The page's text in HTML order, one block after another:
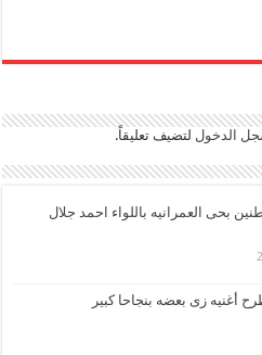
الدخول لتضيف تعليقاً.
بحى العمرانيه باللواء احمد جلال
أغنيه زى بعضه بنجاحا كبير